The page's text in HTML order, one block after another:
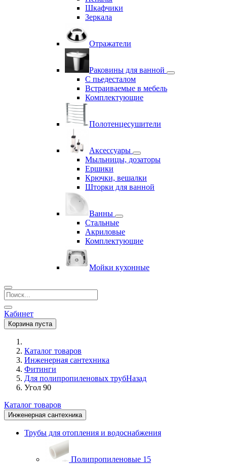
Шкафчики
Зеркала
Отражатели
Раковины для ванной
С пьедесталом
Встраиваемые в мебель
Комплектующие
Полотенцесушители
Аксессуары
Мыльницы, дозаторы
Ершики
Крючки, вешалки
Шторки для ванной
Ванны
Стальные
Акриловые
Комплектующие
Мойки кухонные
Кабинет
Корзина пуста
Каталог товаров
Инженерная сантехника
Фитинги
Для полипропиленовых трубНазад
Угол 90
Каталог товаров
Инженерная сантехника
Трубы для отопления и водоснабжения
Полипропиленовые 15